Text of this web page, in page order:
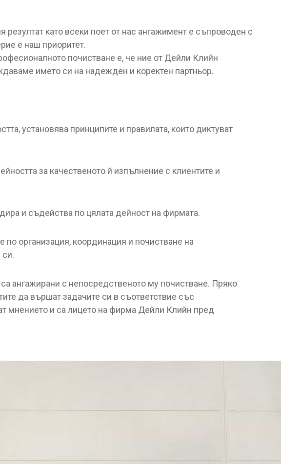
като всеки поет от нас ангажимент е съпроводен с
е наш приоритет.
почистване е, че ние от Дейли Клийн
името си на надежден и коректен партньор.
установява принципите и правилата, които диктуват
за качественото й изпълнение с клиентите и
и съдейства по цялата дейност на фирмата.
по организация, координация и почистване на
си.
ангажирани с непосредственото му почистване. Пряко
да вършат задачите си в съответствие със
мнението и са лицето на фирма Дейли Клийн пред